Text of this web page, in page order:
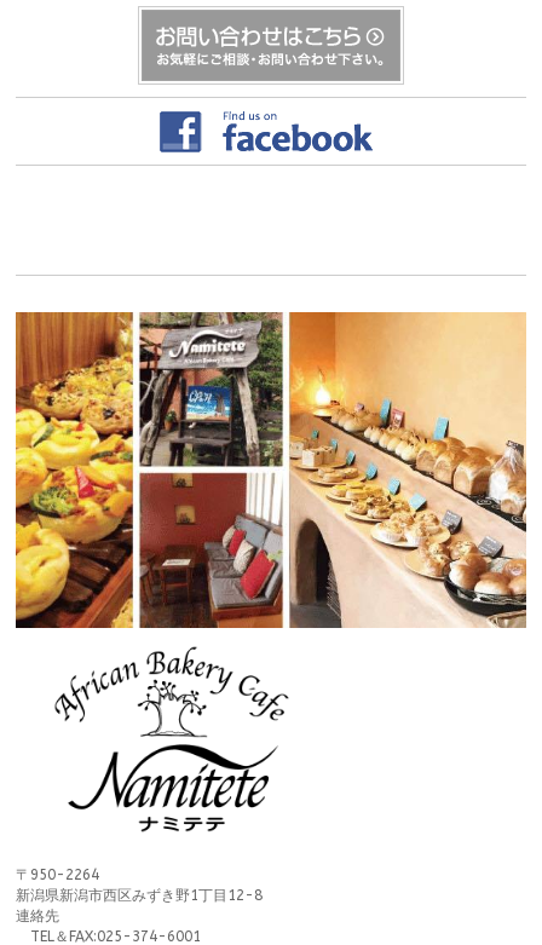
〒950-2264
新潟県新潟市西区みずき野1丁目12-8
連絡先
TEL＆FAX:025-374-6001